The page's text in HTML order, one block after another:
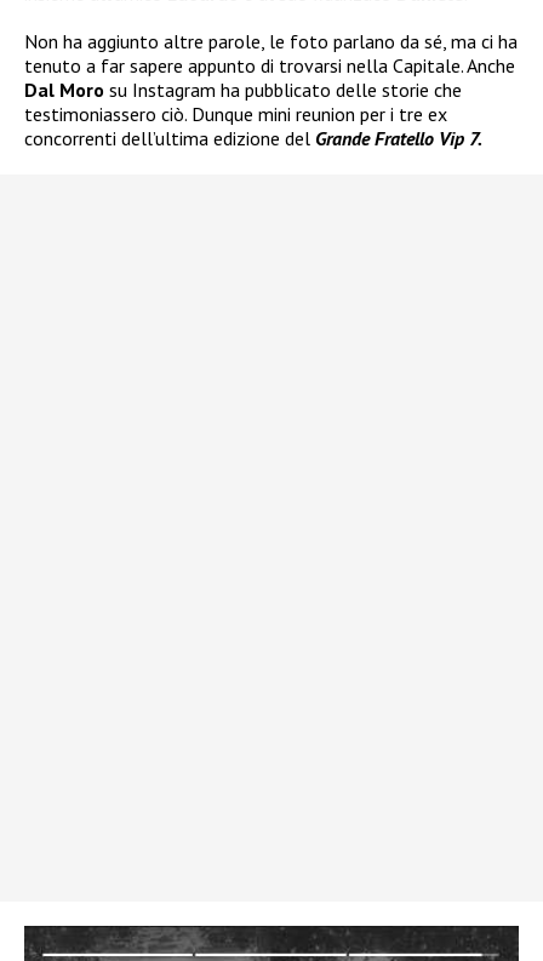
Non ha aggiunto altre parole, le foto parlano da sé, ma ci ha
tenuto a far sapere appunto di trovarsi nella Capitale. Anche
Dal Moro su Instagram ha pubblicato delle storie che
testimoniassero ciò. Dunque mini reunion per i tre ex
concorrenti dell’ultima edizione del Grande Fratello Vip 7.